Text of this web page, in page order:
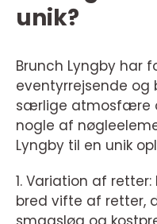
unik?
Brunch Lyngby har
eventyrrejsende og
særlige atmosfære
nogle af
Lyngby til en unik
1. Variation af
bred vifte af retter,